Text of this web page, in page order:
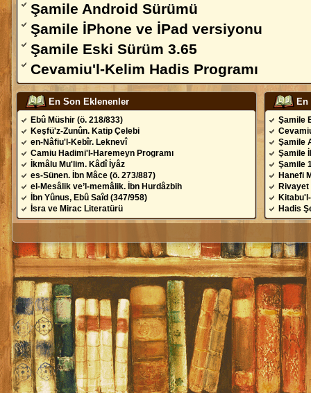
Şamile Android Sürümü
Şamile İPhone ve İPad versiyonu
Şamile Eski Sürüm 3.65
Cevamiu'l-Kelim Hadis Programı
En Son Eklenenler
Ebû Müshir (ö. 218/833)
Keşfü'z-Zunûn. Katip Çelebi
en-Nâfiu'l-Kebîr. Leknevî
Camiu Hadimi'l-Haremeyn Programı
İkmâlu Mu'lim. Kâdî İyâz
es-Sünen. İbn Mâce (ö. 273/887)
el-Mesâlik ve’l-memâlik. İbn Hurdâzbih
İbn Yûnus, Ebû Saîd (347/958)
İsra ve Mirac Literatürü
Şamile
Şamile
Şamile
Şamile
Hanefi
Hadis